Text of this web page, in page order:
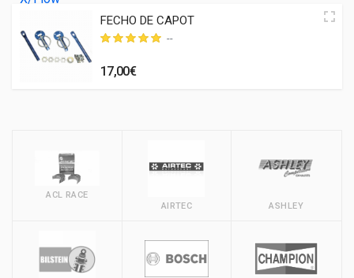
FECHO DE CAPOT
--
17,00€
ACL RACE
AIRTEC
ASHLEY